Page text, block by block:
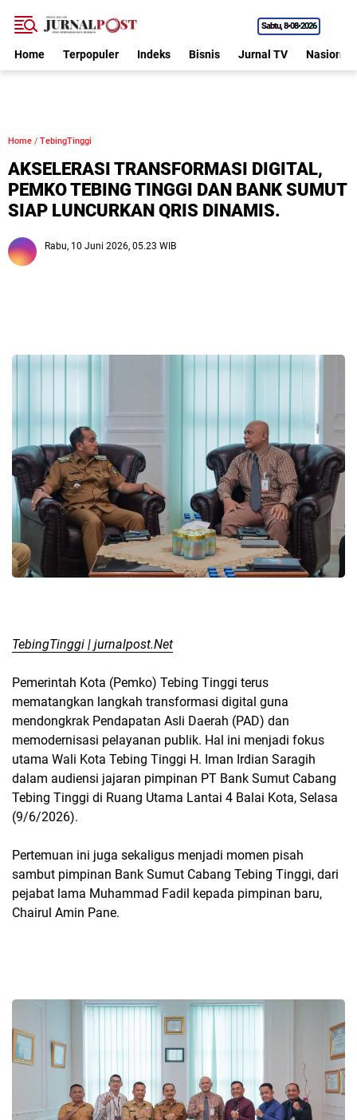
Sabtu 8•08•2026
Home Terpopuler Indeks Bisnis Jurnal TV Nasional
Home / TebingTinggi
AKSELERASI TRANSFORMASI DIGITAL,
PEMKO TEBING TINGGI DAN BANK SUMUT
SIAP LUNCURKAN QRIS DINAMIS.
Rabu, 10 Juni 2026, 05.23 WIB
TebingTinggi | jurnalpost.Net
Pemerintah Kota (Pemko) Tebing Tinggi terus
mematangkan langkah transformasi digital guna
mendongkrak Pendapatan Asli Daerah (PAD) dan
memodernisasi pelayanan publik. Hal ini menjadi fokus
utama Wali Kota Tebing Tinggi H. Iman Irdian Saragih
dalam audiensi jajaran pimpinan PT Bank Sumut Cabang
Tebing Tinggi di Ruang Utama Lantai 4 Balai Kota, Selasa
(9/6/2026).
Pertemuan ini juga sekaligus menjadi momen pisah
sambut pimpinan Bank Sumut Cabang Tebing Tinggi, dari
pejabat lama Muhammad Fadil kepada pimpinan baru,
Chairul Amin Pane.